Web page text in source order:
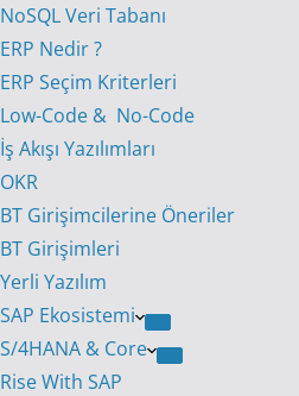
NoSQL Veri Tabanı
ERP Nedir ?
ERP Seçim Kriterleri
Low-Code & No-Code
İş Akışı Yazılımları
OKR
BT Girişimcilerine Öneriler
BT Girişimleri
Yerli Yazılım
SAP Ekosistemi
S/4HANA & Core
Rise With SAP